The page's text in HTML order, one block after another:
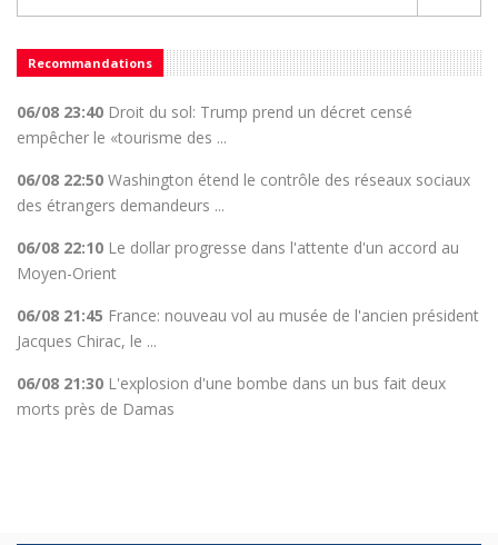
Recommandations
06/08 23:40 Droit du sol: Trump prend un décret censé
empêcher le «tourisme des ...
06/08 22:50 Washington étend le contrôle des réseaux sociaux
des étrangers demandeurs ...
06/08 22:10 Le dollar progresse dans l'attente d'un accord au
Moyen-Orient
06/08 21:45 France: nouveau vol au musée de l'ancien président
Jacques Chirac, le ...
06/08 21:30 L'explosion d'une bombe dans un bus fait deux
morts près de Damas